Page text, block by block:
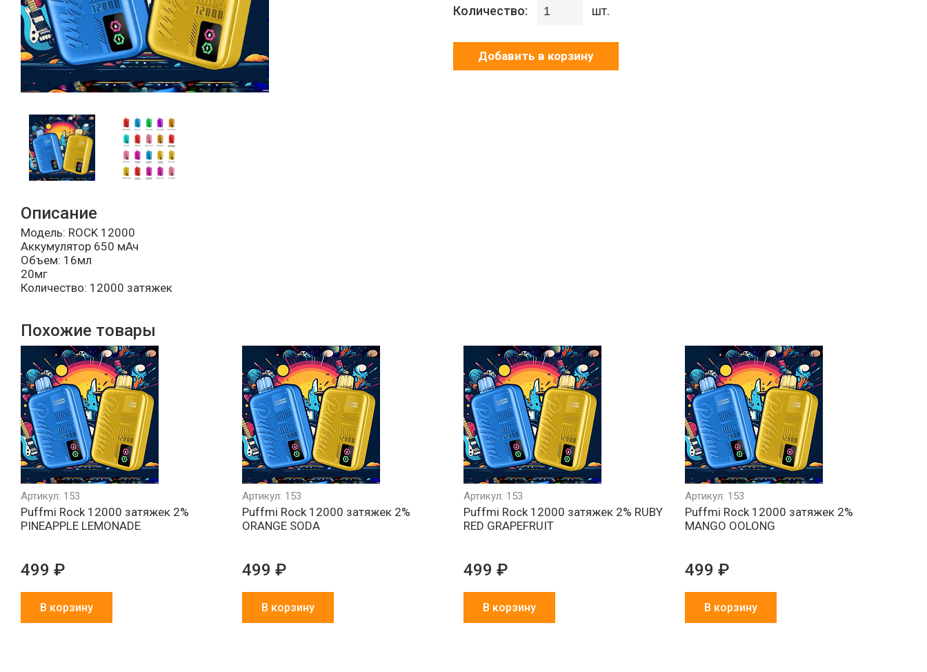
Количество: шт.
Добавить в корзину
Описание
Модель: ROCK 12000
Аккумулятор 650 мАч
Объем: 16мл
20мг
Количество: 12000 затяжек
Похожие товары
Артикул: 153
Puffmi Rock 12000 затяжек 2%
PINEAPPLE LEMONADE
499 ₽
В корзину
Артикул: 153
Puffmi Rock 12000 затяжек 2%
ORANGE SODA
499 ₽
В корзину
Артикул: 153
Puffmi Rock 12000 затяжек 2% RUBY
RED GRAPEFRUIT
499 ₽
В корзину
Артикул: 153
Puffmi Rock 12000 затяжек 2%
MANGO OOLONG
499 ₽
В корзину